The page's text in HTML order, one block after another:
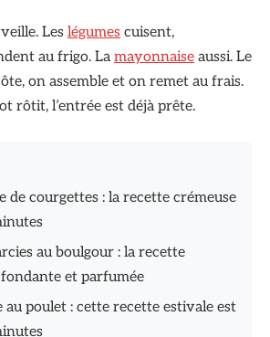
Les légumes cuisent,
au frigo. La mayonnaise aussi. Le
on assemble et on remet au frais.
rôtit, l’entrée est déjà prête.
de courgettes : la recette crémeuse
au boulgour : la recette
et parfumée
au poulet : cette recette estivale est